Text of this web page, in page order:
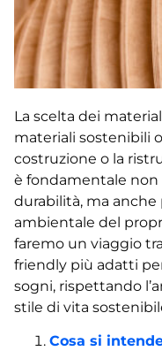
La scelta dei
materiali sostenibili
costruzione o la
è fondamentale non
durabilità, ma
ambientale del
faremo un viaggio
friendly più adatti
sogni, rispettando
stile di vita
Cosa si